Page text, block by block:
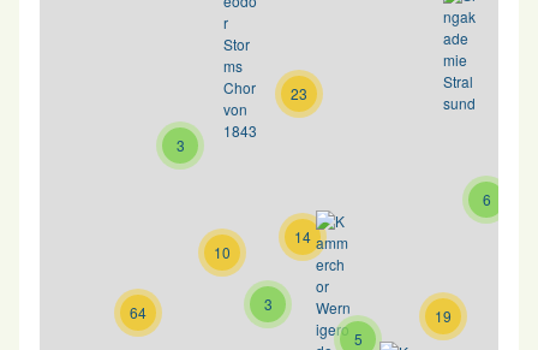
6
3
10
64
3
14
23
5
19